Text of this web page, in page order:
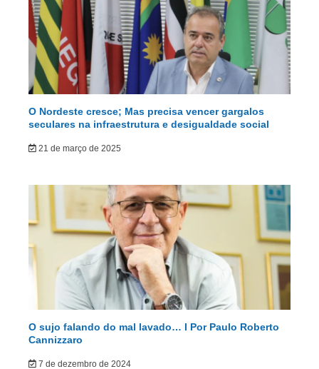
O Nordeste cresce; Mas precisa vencer gargalos
seculares na infraestrutura e desigualdade social
21 de março de 2025
O sujo falando do mal lavado… I Por Paulo Roberto
Cannizzaro
7 de dezembro de 2024